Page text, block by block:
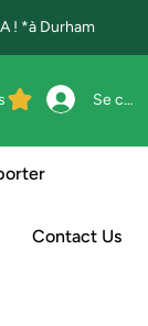
! *à Durham
Se
Contact Us